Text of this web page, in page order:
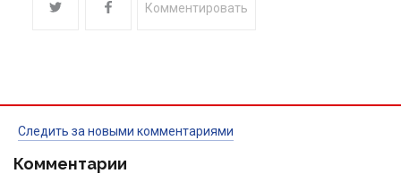
Комментировать
Следить за новыми комментариями
Комментарии